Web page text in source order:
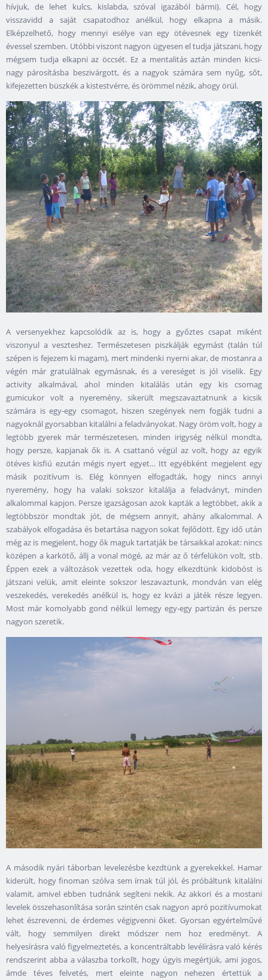
hívjuk, de lehet kulcs, kislabda, szóval igazából bármi). Cél, hogy
visszavidd a saját csapatodhoz anélkül, hogy elkapna a másik.
Elképzelhető, hogy mennyi esélye van egy ötévesnek egy tizenkét
évessel szemben. Utóbbi viszont nagyon ügyesen el tudja játszani, hogy
mégsem tudja elkapni az öccsét. Ez a mentalitás aztán minden kicsi-
nagy párosításba beszivárgott, és a nagyok számára sem nyűg, sőt,
kifejezetten büszkék a kistestvérre, és örömmel nézik, ahogy örül.
A versenyekhez kapcsolódik az is, hogy a győztes csapat miként
viszonyul a veszteshez. Természetesen piszkálják egymást (talán túl
szépen is fejezem ki magam), mert mindenki nyerni akar, de mostanra a
végén már gratulálnak egymásnak, és a vereséget is jól viselik. Egy
activity alkalmával, ahol minden kitalálás után egy kis csomag
gumicukor volt a nyeremény, sikerült megszavaztatnunk a kicsik
számára is egy-egy csomagot, hiszen szegények nem fogják tudni a
nagyoknál gyorsabban kitalálni a feladványokat. Nagy öröm volt, hogy a
legtöbb gyerek már természetesen, minden irigység nélkül mondta,
hogy persze, kapjanak ők is. A csattanó végül az volt, hogy az egyik
ötéves kisfiú ezután mégis nyert egyet… Itt egyébként megjelent egy
másik pozitívum is. Elég könnyen elfogadták, hogy nincs annyi
nyeremény, hogy ha valaki sokszor kitalálja a feladványt, minden
alkalommal kapjon. Persze igazságosan azok kapták a legtöbbet, akik a
legtöbbször mondtak jót, de mégsem annyit, ahány alkalommal. A
szabályok elfogadása és betartása nagyon sokat fejlődött. Egy idő után
még az is megjelent, hogy ők maguk tartatják be társaikkal azokat: nincs
középen a karkötő, állj a vonal mögé, az már az ő térfelükön volt, stb.
Éppen ezek a változások vezettek oda, hogy elkezdtünk kidobóst is
játszani velük, amit eleinte sokszor leszavaztunk, mondván van elég
veszekedés, verekedés anélkül is, hogy ez kvázi a játék része legyen.
Most már komolyabb gond nélkül lemegy egy-egy partizán és persze
nagyon szeretik.
A második nyári táborban levelezésbe kezdtünk a gyerekekkel. Hamar
kiderült, hogy finoman szólva sem írnak túl jól, és próbáltunk kitalálni
valamit, amivel ebben tudnánk segíteni nekik. Az akkori és a mostani
levelek összehasonlítása során szintén csak nagyon apró pozitívumokat
lehet észrevenni, de érdemes végigvenni őket. Gyorsan egyértelművé
vált, hogy semmilyen direkt módszer nem hoz eredményt. A
helyesírásra való figyelmeztetés, a koncentráltabb levélírásra való kérés
rendszerint abba a válaszba torkollt, hogy úgyis megértjük, ami jogos,
ámde téves felvetés, mert eleinte nagyon nehezen értettük a